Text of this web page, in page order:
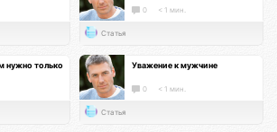
0 < 1 мин.
Статья
нужно только
Уважение к мужчине
0 < 1 мин.
Статья